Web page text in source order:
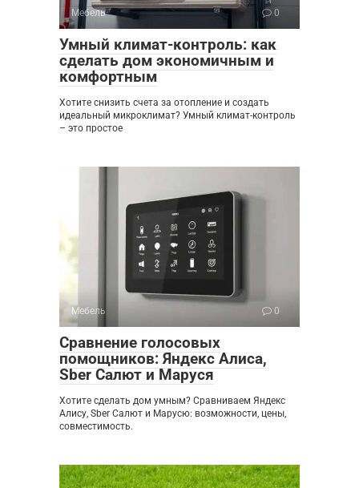
Мебель 0
Умный климат-контроль: как
сделать дом экономичным и
комфортным
Хотите снизить счета за отопление и создать
идеальный микроклимат? Умный климат-контроль
– это простое
Мебель 0
Сравнение голосовых
помощников: Яндекс Алиса,
Sber Салют и Маруся
Хотите сделать дом умным? Сравниваем Яндекс
Алису, Sber Салют и Марусю: возможности, цены,
совместимость.